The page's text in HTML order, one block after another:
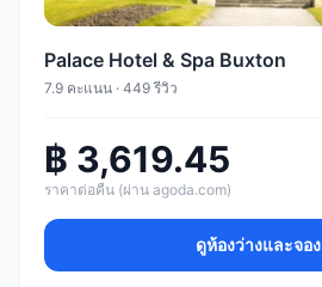
Palace Hotel & Spa Buxton
7.9 คะแนน · 449 รีวิว
฿ 3,619.45
ราคาต่อคืน (ผ่าน agoda.com)
ดูห้องว่างและจอง